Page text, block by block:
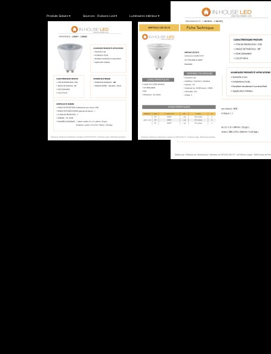
Produits Solaire ▾ Sources - Rubans Led ▾ Luminaires intérieur ▾ Luminaires extérieurs ▾ Torche - frontale ▾